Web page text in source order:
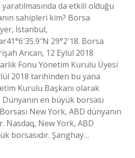
da etkili olduğu
sahipleri kim? Borsa
İstanbul,
29°2′18. Borsa
Arıcan, 12 Eylül 2018
Fonu Yönetim Kurulu Üyesi
2018 tarihinden bu yana
Kurulu Başkanı olarak
en büyük borsası
New York, ABD dünyanın
Nasdaq, New York, ABD
borsasıdır. Şanghay…